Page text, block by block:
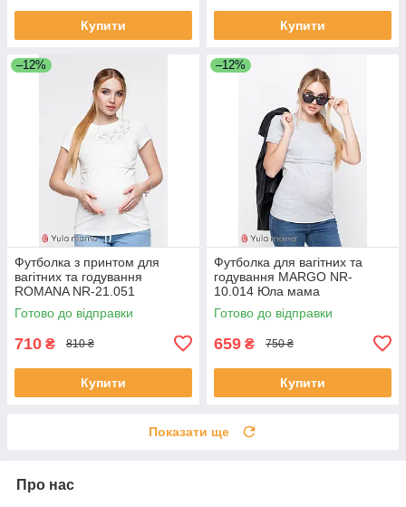
Купити Купити
–12%
Футболка з принтом для
вагітних та годування
ROMANA NR-21.051
Готово до відправки
710 ₴ 810 ₴
Купити
–12%
Футболка для вагітних та
годування MARGO NR-
10.014 Юла мама
Готово до відправки
659 ₴ 750 ₴
Купити
Показати ще
Про нас